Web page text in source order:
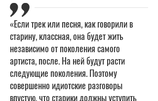
«Если трек или песня, как говорили в
старину, классная, она будет жить
независимо от поколения самого
артиста, после. На ней будут расти
следующие поколения. Поэтому
совершенно идиотские разговоры
впустую, что старики должны уступить